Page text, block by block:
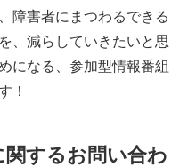
障害者にまつわるできる
、減らしていきたいと思
になる、参加型情報番組
！
するお問い合わ